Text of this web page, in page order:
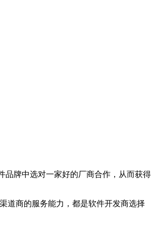
品牌中选对一家好的厂商合作，从而获得
道商的服务能力，都是软件开发商选择